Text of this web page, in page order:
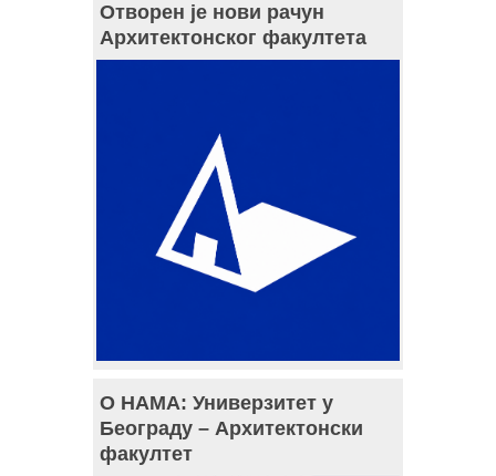
Отворен је нови рачун
Архитектонског факултета
О НАМА: Универзитет у
Београду – Архитектонски
факултет